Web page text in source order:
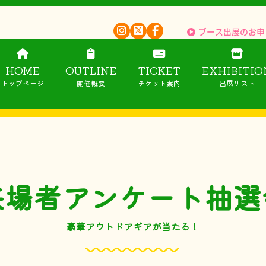
ブース出展のお
HOME
トップページ
OUTLINE
開催概要
TICKET
チケット案内 出展リスト
者アンケート抽
豪華アウトドアギアが当たる！